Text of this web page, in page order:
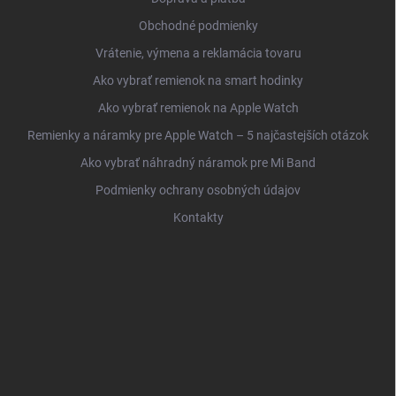
Obchodné podmienky
Vrátenie, výmena a reklamácia tovaru
Ako vybrať remienok na smart hodinky
Ako vybrať remienok na Apple Watch
Remienky a náramky pre Apple Watch – 5 najčastejších otázok
Ako vybrať náhradný náramok pre Mi Band
Podmienky ochrany osobných údajov
Kontakty